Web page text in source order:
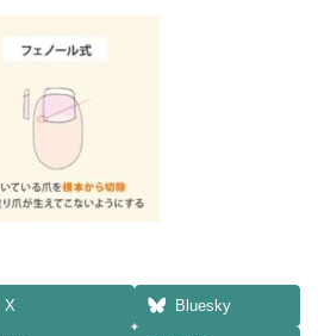
X Bluesky